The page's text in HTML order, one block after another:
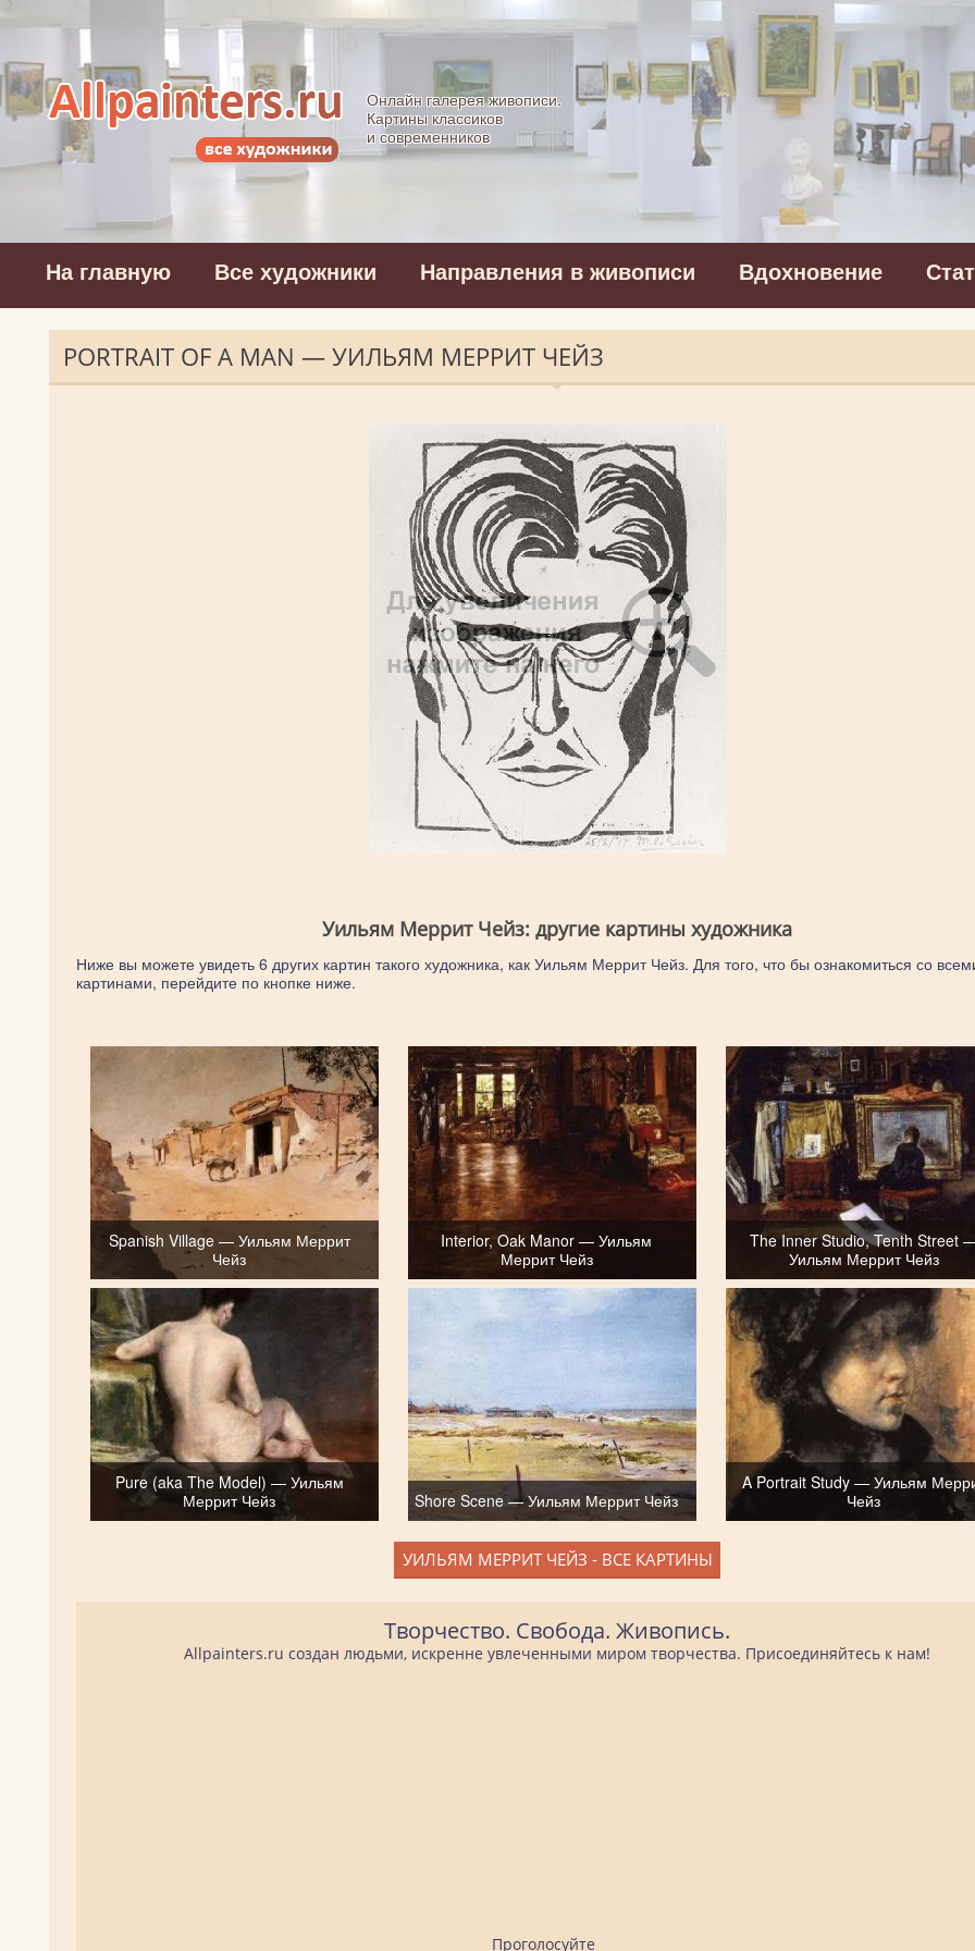
Allpainters.ru - картинная галерея
Онлайн галерея живописи.
Картины классиков
и современников
На главную Все художники Направления в живописи Вдохновение
PORTRAIT OF A MAN — УИЛЬЯМ МЕРРИТ ЧЕЙЗ
Уильям Меррит Чейз: другие картины художника
Ниже вы можете увидеть 6 других картин такого художника, как Уильям Меррит Чейз. Для того, что бы ознакомиться со
картинами, перейдите по кнопке ниже.
Spanish Village — Уильям Меррит
Чейз
Interior, Oak Manor — Уильям
Меррит Чейз
The Inner Studio, Tenth Street
Уильям Меррит Чейз
Pure (aka The Model) — Уильям
Меррит Чейз
Shore Scene — Уильям Меррит Чейз
A Portrait Study — Уильям
Чейз
УИЛЬЯМ МЕРРИТ ЧЕЙЗ - ВСЕ КАРТИНЫ
Творчество. Свобода. Живопись.
Allpainters.ru создан людьми, искренне увлеченными миром творчества. Присоединяйтесь к нам!
Проголосуйте